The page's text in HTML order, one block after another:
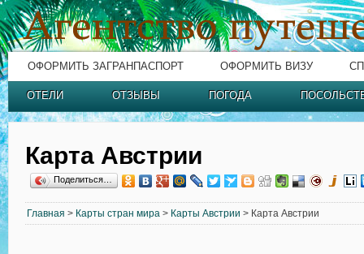
ОФОРМИТЬ ЗАГРАНПАСПОРТ ОФОРМИТЬ ВИЗУ
ОТЕЛИ ОТЗЫВЫ ПОГОДА
Карта Австрии
Поделиться…
Главная > Карты стран мира > Карты Австрии > Карта Австрии